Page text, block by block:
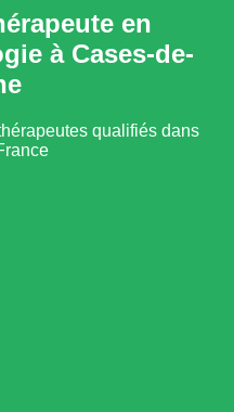
en
à Cases-de-
qualifiés dans